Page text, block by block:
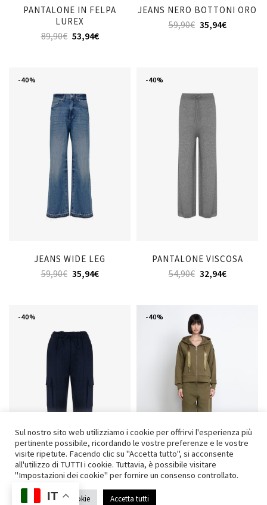
PANTALONE IN FELPA
LUREX
89,90€ 53,94€
JEANS NERO BOTTONI ORO
59,90€ 35,94€
-40%
JEANS WIDE LEG
59,90€ 35,94€
-40%
PANTALONE VISCOSA
54,90€ 32,94€
-40%
PANTALONE DENIM
-40%
Sul nostro sito web utilizziamo i cookie per offrirvi l'esperienza più
pertinente possibile, ricordando le vostre preferenze e le vostre
visite ripetute. Facendo clic su "Accetta tutto", si acconsente
all'utilizzo di TUTTI i cookie. Tuttavia, è possibile visitare
"Impostazioni dei cookie" per fornire un consenso controllato.
Impostazioni Cookie Accetta tutti
IT